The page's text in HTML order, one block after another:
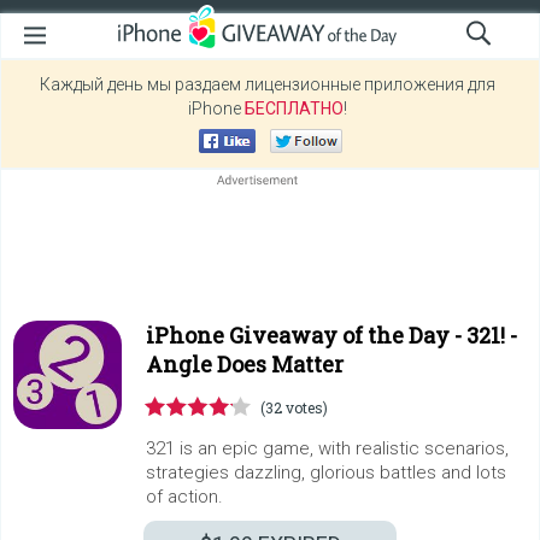
Каждый день мы раздаем лицензионные приложения для
iPhone БЕСПЛАТНО!
iPhone Giveaway of the Day - 321! -
Angle Does Matter
(32 votes)
321 is an epic game, with realistic scenarios,
strategies dazzling, glorious battles and lots
of action.